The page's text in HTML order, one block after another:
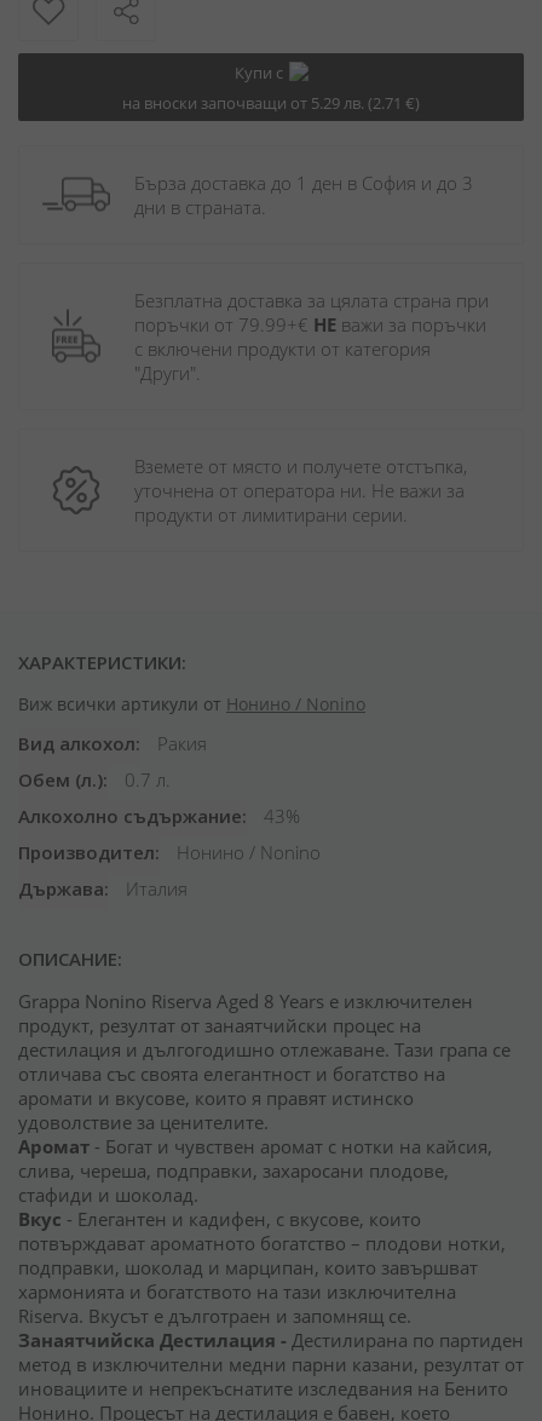
Купи с
на вноски започващи от 5.29 лв. (2.71 €)
Бърза доставка до 1 ден в София и до 3
дни в страната.
Безплатна доставка за цялата страна при
поръчки от 79.99+€ НЕ важи за поръчки
с включени продукти от категория
"Други".
Вземете от място и получете отстъпка,
уточнена от оператора ни. Не важи за
продукти от лимитирани серии.
ХАРАКТЕРИСТИКИ:
Виж всички артикули от Нонино / Nonino
Вид алкохол
Ракия
Обем (л.)
0.7 л.
Алкохолно съдържание
43%
Производител
Нонино / Nonino
Държава
Италия
ОПИСАНИЕ:
Grappa Nonino Riserva Aged 8 Years е изключителен
продукт, резултат от занаятчийски процес на
дестилация и дългогодишно отлежаване. Тази грапа се
отличава със своята елегантност и богатство на
аромати и вкусове, които я правят истинско
удоволствие за ценителите.
Аромат - Богат и чувствен аромат с нотки на кайсия,
слива, череша, подправки, захаросани плодове,
стафиди и шоколад.
Вкус - Елегантен и кадифен, с вкусове, които
потвърждават ароматното богатство – плодови нотки,
подправки, шоколад и марципан, които завършват
хармонията и богатството на тази изключителна
Riserva. Вкусът е дълготраен и запомнящ се.
Занаятчийска Дестилация - Дестилирана по партиден
метод в изключителни медни парни казани, резултат от
иновациите и непрекъснатите изследвания на Бенито
Нонино. Процесът на дестилация е бавен, което